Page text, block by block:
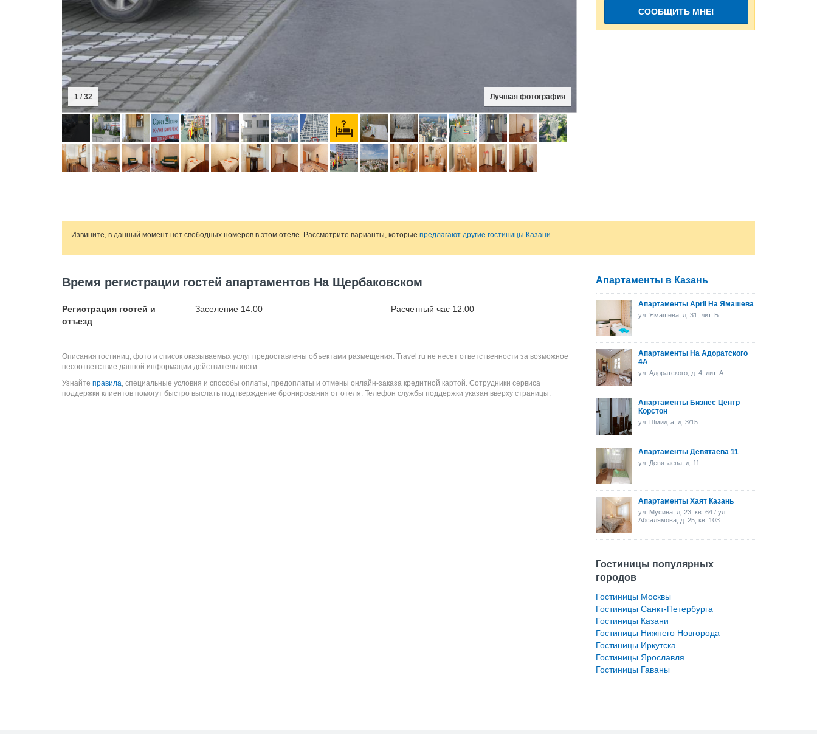
1 / 32 Лучшая фотография
СООБЩИТЬ МНЕ!
Извините, в данный момент нет свободных номеров в этом отеле. Рассмотрите варианты, которые предлагают другие гостиницы Казани.
Время регистрации гостей апартаментов На Щербаковском
Регистрация гостей и
отъезд
Заселение 14:00 Расчетный час 12:00
Описания гостиниц, фото и список оказываемых услуг предоставлены объектами размещения. Travel.ru не несет ответственности за возможное
несоответствие данной информации действительности.
Узнайте правила, специальные условия и способы оплаты, предоплаты и отмены онлайн-заказа кредитной картой. Сотрудники сервиса
поддержки клиентов помогут быстро выслать подтверждение бронирования от отеля. Телефон службы поддержки указан вверху страницы.
Апартаменты в Казань
Апартаменты April На Ямашева
ул. Ямашева, д. 31, лит. Б
Апартаменты На Адоратского
4А
ул. Адоратского, д. 4, лит. А
Апартаменты Бизнес Центр
Корстон
ул. Шмидта, д. 3/15
Апартаменты Девятаева 11
ул. Девятаева, д. 11
Апартаменты Хаят Казань
ул .Мусина, д. 23, кв. 64 / ул.
Абсалямова, д. 25, кв. 103
Гостиницы популярных
городов
Гостиницы Москвы
Гостиницы Санкт-Петербурга
Гостиницы Казани
Гостиницы Нижнего Новгорода
Гостиницы Иркутска
Гостиницы Ярославля
Гостиницы Гаваны